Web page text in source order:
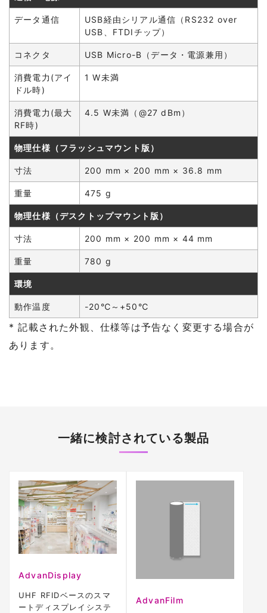
データ通信
USB経由シリアル通信（RS232 over
USB、FTDIチップ）
コネクタ USB Micro-B（データ・電源兼用）
消費電力(アイ
ドル時)
1 W未満
消費電力(最大
RF時)
4.5 W未満（@27 dBm）
物理仕様（フラッシュマウント版）
寸法 200 mm × 200 mm × 36.8 mm
重量 475 g
物理仕様（デスクトップマウント版）
寸法 200 mm × 200 mm × 44 mm
重量 780 g
環境
動作温度 -20℃～+50℃
* 記載された外観、仕様等は予告なく変更する場合が
あります。
一緒に検討されている製品
AdvanDisplay
UHF RFIDベースのスマ
ートディスプレイシステ
AdvanFilm